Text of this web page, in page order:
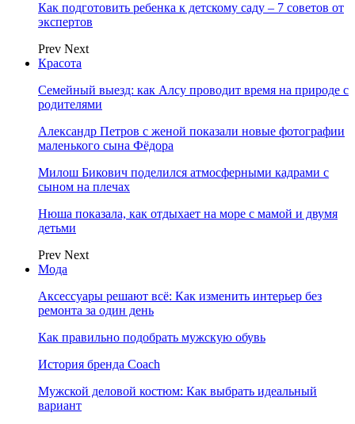
Как подготовить ребенка к детскому саду – 7 советов от
экспертов
Prev Next
Красота
Семейный выезд: как Алсу проводит время на природе с
родителями
Александр Петров с женой показали новые фотографии
маленького сына Фёдора
Милош Бикович поделился атмосферными кадрами с
сыном на плечах
Нюша показала, как отдыхает на море с мамой и двумя
детьми
Prev Next
Мода
Аксессуары решают всё: Как изменить интерьер без
ремонта за один день
Как правильно подобрать мужскую обувь
История бренда Coach
Мужской деловой костюм: Как выбрать идеальный
вариант